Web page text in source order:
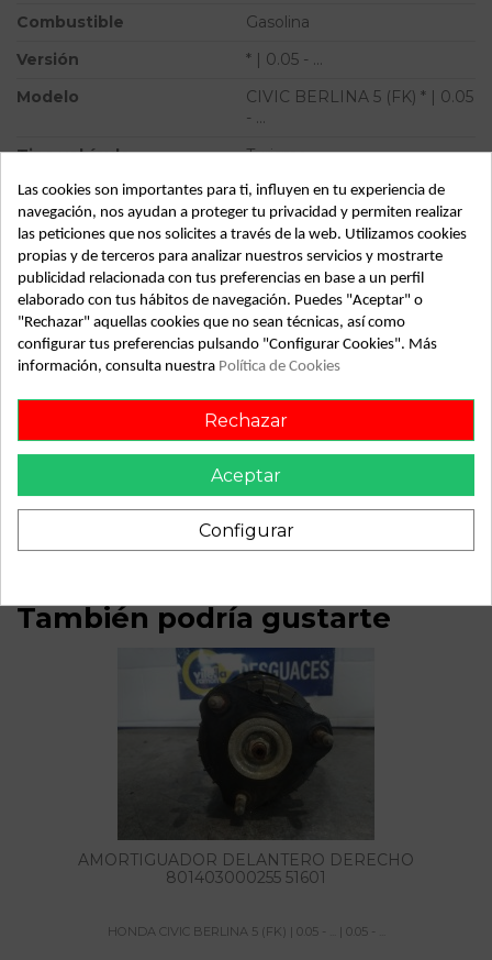
Combustible
Gasolina
Versión
* | 0.05 - ...
Modelo
CIVIC BERLINA 5 (FK) * | 0.05
- ...
Tipo vehículo
Turismo
Almacén
49349
SubAlmacén
369
SubSubAlmacén
100029391
ID: 812627
Fecha disponible: 2022-05-09
izquierda para honda civic berlina 5 (fk) | 0.05 - ... | 0.05 - ...
referencia OEM IAM
También podría gustarte
AMORTIGUADOR DELANTERO DERECHO
801403000255 51601
HONDA CIVIC BERLINA 5 (FK) | 0.05 - ... | 0.05 - ...
Las cookies son importantes para ti, influyen en tu experiencia de
navegación, nos ayudan a proteger tu privacidad y permiten realizar
las peticiones que nos solicites a través de la web. Utilizamos cookies
propias y de terceros para analizar nuestros servicios y mostrarte
publicidad relacionada con tus preferencias en base a un perfil
elaborado con tus hábitos de navegación. Puedes "Aceptar" o
"Rechazar" aquellas cookies que no sean técnicas, así como
configurar tus preferencias pulsando "Configurar Cookies". Más
información, consulta nuestra Política de Cookies
Rechazar
Aceptar
Configurar